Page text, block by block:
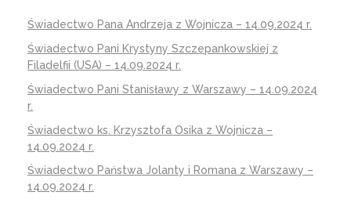
Świadectwo Pana Andrzeja z Wojnicza – 14.09.2024 r.
Świadectwo Pani Krystyny Szczepankowskiej z
Filadelfii (USA) – 14.09.2024 r.
Świadectwo Pani Stanisławy z Warszawy – 14.09.2024
r.
Świadectwo ks. Krzysztofa Osika z Wojnicza –
14.09.2024 r.
Świadectwo Państwa Jolanty i Romana z Warszawy –
14.09.2024 r.